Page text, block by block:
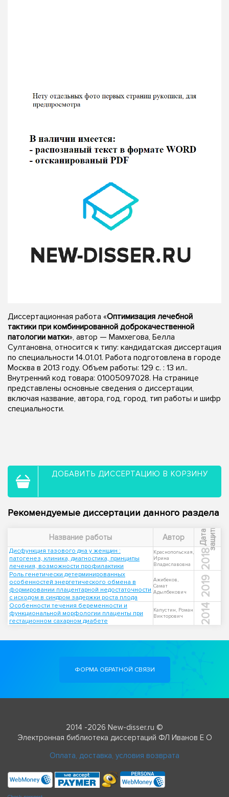
Диссертационная работа «Оптимизация лечебной
тактики при комбинированной доброкачественной
патологии матки», автор — Мамхегова, Белла
Султановна, относится к типу: кандидатская диссертация
по специальности 14.01.01. Работа подготовлена в городе
Москва в 2013 году. Объем работы: 129 с. : 13 ил..
Внутренний код товара: 01005097028. На странице
представлены основные сведения о диссертации,
включая название, автора, год, город, тип работы и шифр
специальности.
ДОБАВИТЬ ДИССЕРТАЦИЮ В КОРЗИНУ
Рекомендуемые диссертации данного раздела
Название работы Автор Д
а
т
а
з
а
щ
и
т ы
Дисфункция тазового дна у женщин :
патогенез, клиника, диагностика, принципы
лечения, возможности профилактики
Краснопольская,
Ирина
Владиславовна
2018
Роль генетически детерминированных
особенностей энергетического обмена в
формировании плацентарной недостаточности
с исходом в синдром задержки роста плода
Ажибеков,
Самат
Адылбекович
2019
Особенности течения беременности и
функциональной морфологии плаценты при
гестационном сахарном диабете
Капустин, Роман
Викторович
2014
ФОРМА ОБРАТНОЙ СВЯЗИ
2014 -2026 New-disser.ru ©
Электронная библиотека диссертаций ФЛ Иванов Е О
Оплата, доставка, условия возврата